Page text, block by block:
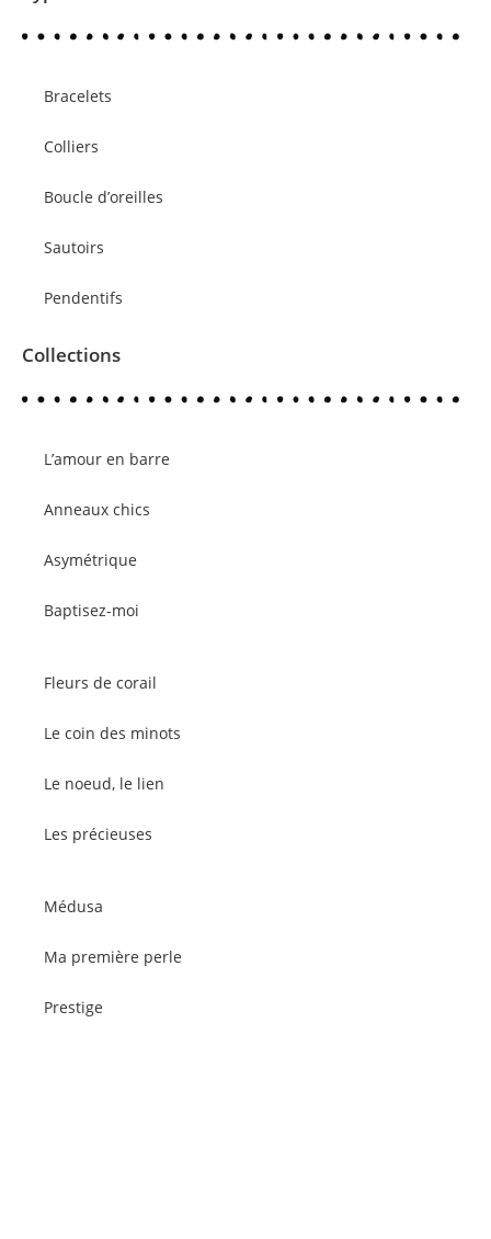
Bracelets
Colliers
Boucle d’oreilles
Sautoirs
Pendentifs
Collections
L’amour en barre
Anneaux chics
Asymétrique
Baptisez-moi
Fleurs de corail
Le coin des minots
Le noeud, le lien
Les précieuses
Médusa
Ma première perle
Prestige